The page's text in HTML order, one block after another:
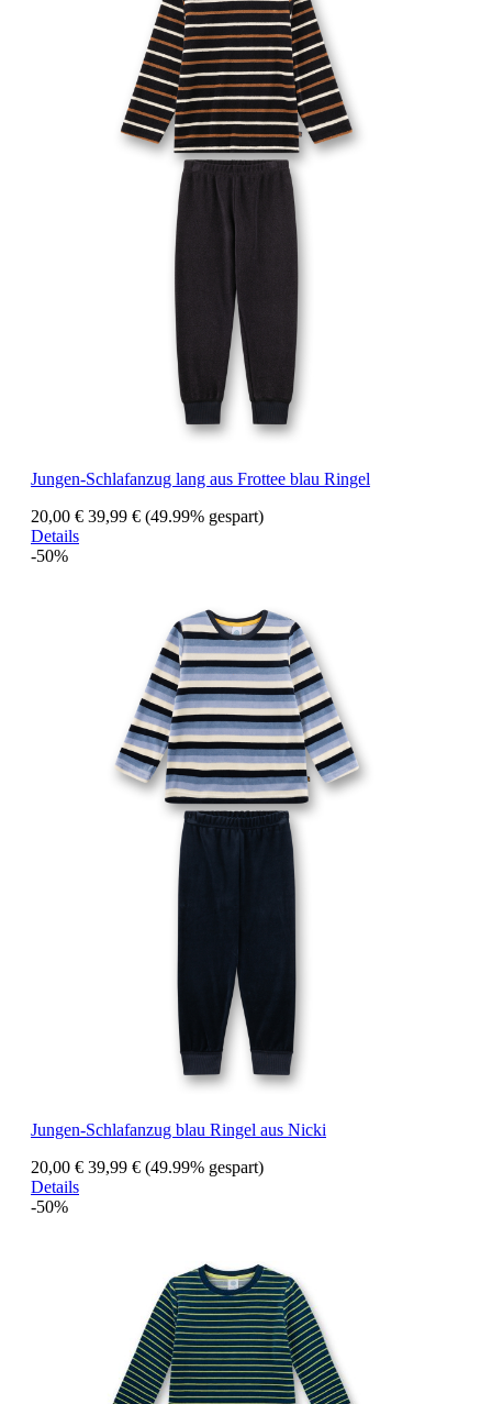
Jungen-Schlafanzug lang aus Frottee blau Ringel
20,00 € 39,99 € (49.99% gespart)
Details
-50%
Jungen-Schlafanzug blau Ringel aus Nicki
20,00 € 39,99 € (49.99% gespart)
Details
-50%